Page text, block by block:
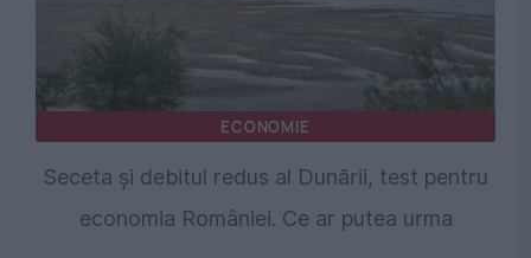
ECONOMIE
Seceta și debitul redus al Dunării, test pentru
economia României. Ce ar putea urma